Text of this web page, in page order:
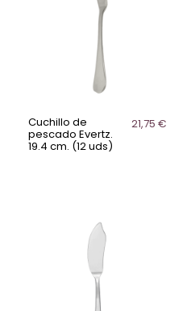
Cuchillo de
pescado Evertz.
19.4 cm. (12 uds)
21,75 €